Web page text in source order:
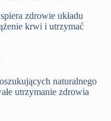
zdrowie układu
krwi i utrzymać
naturalnego
utrzymanie zdrowia